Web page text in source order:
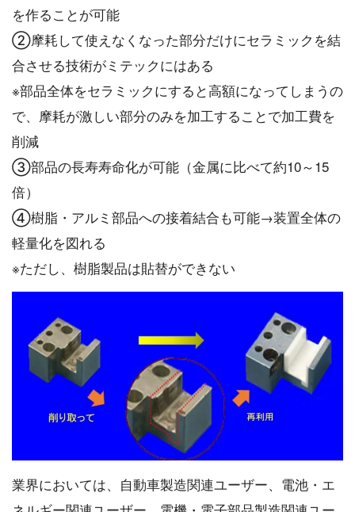
を作ることが可能
②摩耗して使えなくなった部分だけにセラミックを結
合させる技術がミテックにはある
※部品全体をセラミックにすると高額になってしまうの
で、摩耗が激しい部分のみを加工することで加工費を
削減
③部品の長寿寿命化が可能（金属に比べて約10～15
倍）
④樹脂・アルミ部品への接着結合も可能→装置全体の
軽量化を図れる
※ただし、樹脂製品は貼替ができない
業界においては、自動車製造関連ユーザー、電池・エ